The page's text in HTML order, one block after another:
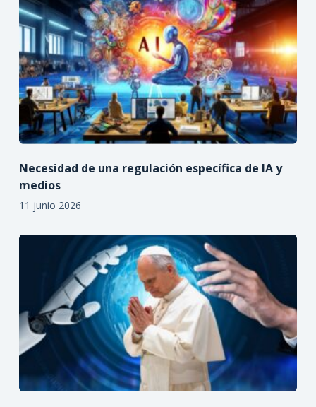
Necesidad de una regulación específica de IA y
medios
11 junio 2026